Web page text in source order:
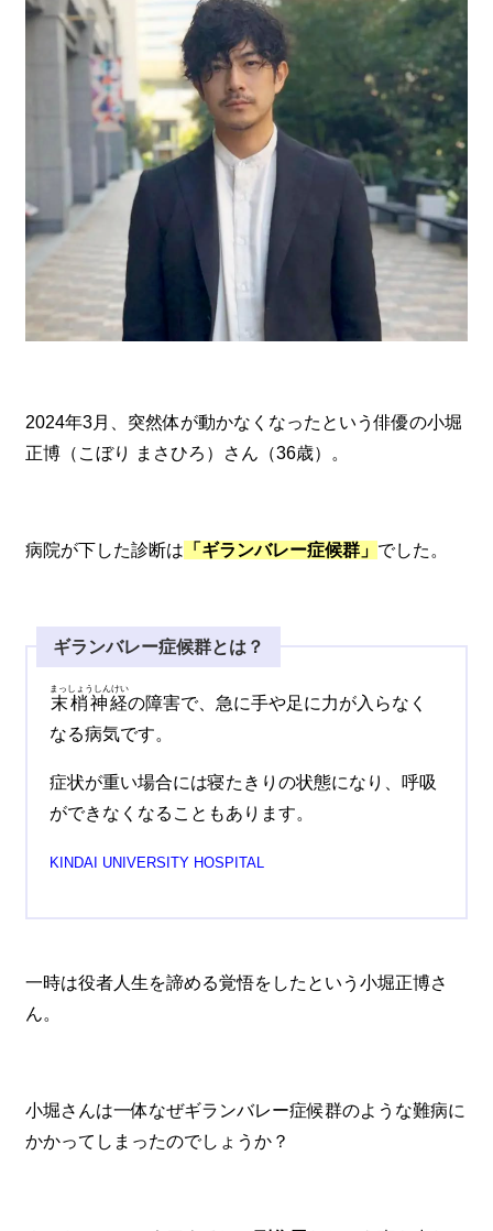
2024年3月、突然体が動かなくなったという俳優の小堀
正博（こぼり まさひろ）さん（36歳）。
病院が下した診断は 「ギランバレー症候群」 でした。
ギランバレー症候群とは？
末梢神経
まっしょうしんけい
の障害で、急に手や足に力が入らなく
なる病気です。
症状が重い場合には寝たきりの状態になり、呼吸
ができなくなることもあります。
KINDAI UNIVERSITY HOSPITAL
一時は役者人生を諦める覚悟をしたという小堀正博さ
ん。
小堀さんは一体なぜギランバレー症候群のような難病に
かかってしまったのでしょうか？